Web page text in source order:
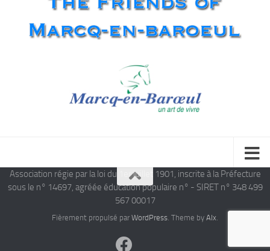
Association régie par la loi du 1er juillet 1901, inscrite à la Préfecture
sous le n° 14697, agréée éducation populaire n° - SIRET n° 348 499
567 00017
Fièrement propulsé par WordPress. Theme by Alx.